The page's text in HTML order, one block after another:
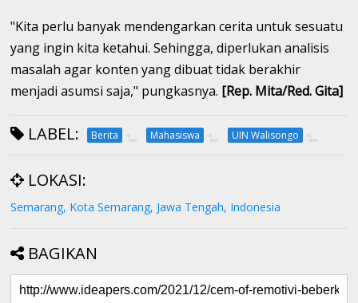
"Kita perlu banyak mendengarkan cerita untuk sesuatu
yang ingin kita ketahui. Sehingga, diperlukan analisis
masalah agar konten yang dibuat tidak berakhir
menjadi asumsi saja," pungkasnya. [Rep. Mita/Red. Gita]
LABEL: Berita Mahasiswa UIN Walisongo
LOKASI:
Semarang, Kota Semarang, Jawa Tengah, Indonesia
BAGIKAN